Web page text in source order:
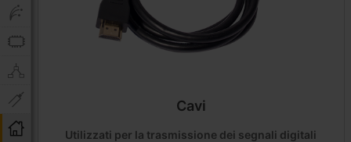
Cavi
Utilizzati per la trasmissione dei segnali digitali